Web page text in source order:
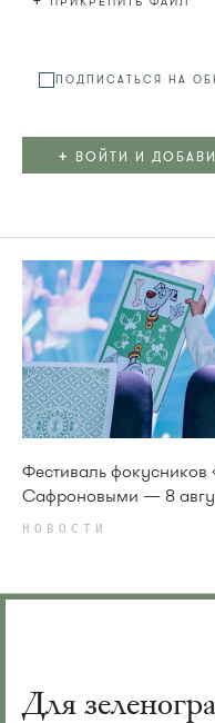
ПОДПИСАТЬСЯ НА
+ ВОЙТИ И
Фестиваль фокусников
Сафроновыми — 8
НОВОСТИ
Для